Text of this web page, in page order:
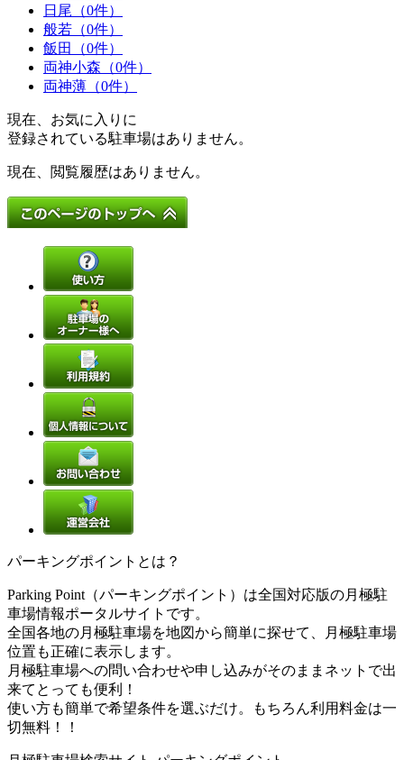
日尾（0件）
般若（0件）
飯田（0件）
両神小森（0件）
両神薄（0件）
現在、お気に入りに
登録されている駐車場はありません。
現在、閲覧履歴はありません。
パーキングポイントとは？
Parking Point（パーキングポイント）は全国対応版の月極駐
車場情報ポータルサイトです。
全国各地の月極駐車場を地図から簡単に探せて、月極駐車場
位置も正確に表示します。
月極駐車場への問い合わせや申し込みがそのままネットで出
来てとっても便利！
使い方も簡単で希望条件を選ぶだけ。もちろん利用料金は一
切無料！！